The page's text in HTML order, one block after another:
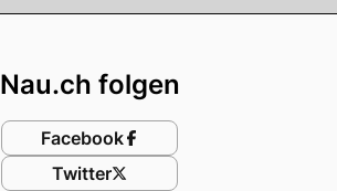
Nau.ch folgen
Facebook
Twitter